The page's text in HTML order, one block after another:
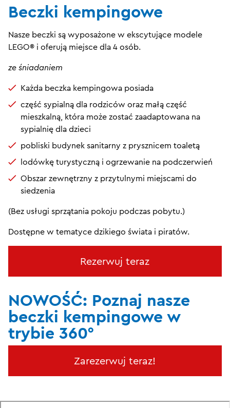
Beczki kempingowe
Nasze beczki są wyposażone w ekscytujące modele
LEGO® i oferują miejsce dla 4 osób.
ze śniadaniem
Każda beczka kempingowa posiada
część sypialną dla rodziców oraz małą część
mieszkalną, która może zostać zaadaptowana na
sypialnię dla dzieci
pobliski budynek sanitarny z prysznicem toaletą
lodówkę turystyczną i ogrzewanie na podczerwień
Obszar zewnętrzny z przytulnymi miejscami do
siedzenia
(Bez usługi sprzątania pokoju podczas pobytu.)
Dostępne w tematyce dzikiego świata i piratów.
Rezerwuj teraz
NOWOŚĆ: Poznaj nasze
beczki kempingowe w
trybie 360°
Zarezerwuj teraz!